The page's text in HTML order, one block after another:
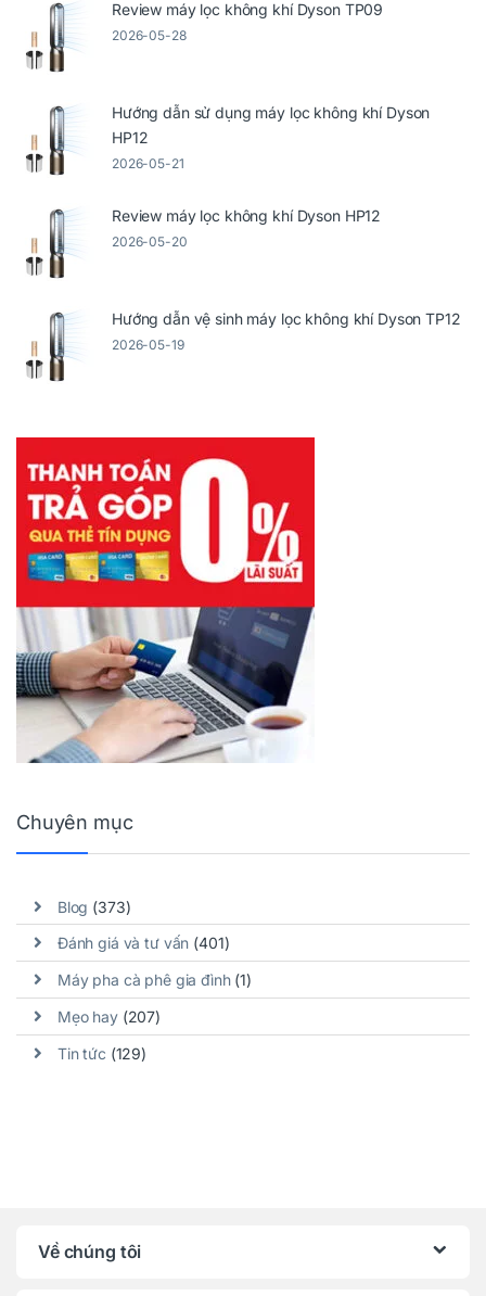
Review máy lọc không khí Dyson TP09
2026-05-28
Hướng dẫn sử dụng máy lọc không khí Dyson
HP12
2026-05-21
Review máy lọc không khí Dyson HP12
2026-05-20
Hướng dẫn vệ sinh máy lọc không khí Dyson TP12
2026-05-19
Chuyên mục
Blog (373)
Đánh giá và tư vấn (401)
Máy pha cà phê gia đình(1)
Mẹo hay(207)
Tin tức (129)
Về chúng tôi